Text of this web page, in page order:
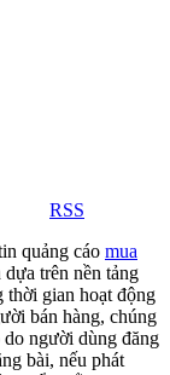
RSS
quảng cáo mua
trên nền tảng
thời gian hoạt động
bán hàng, chúng
người dùng đăng
bài, nếu phát